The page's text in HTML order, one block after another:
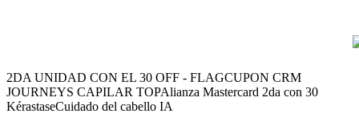
2DA UNIDAD CON EL 30 OFF - FLAGCUPON CRM
JOURNEYS CAPILAR TOPAlianza Mastercard 2da con 30
KérastaseCuidado del cabello IA